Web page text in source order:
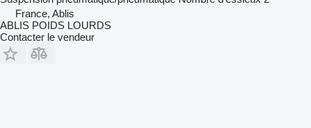
France, Ablis
ABLIS POIDS LOURDS
Contacter le vendeur